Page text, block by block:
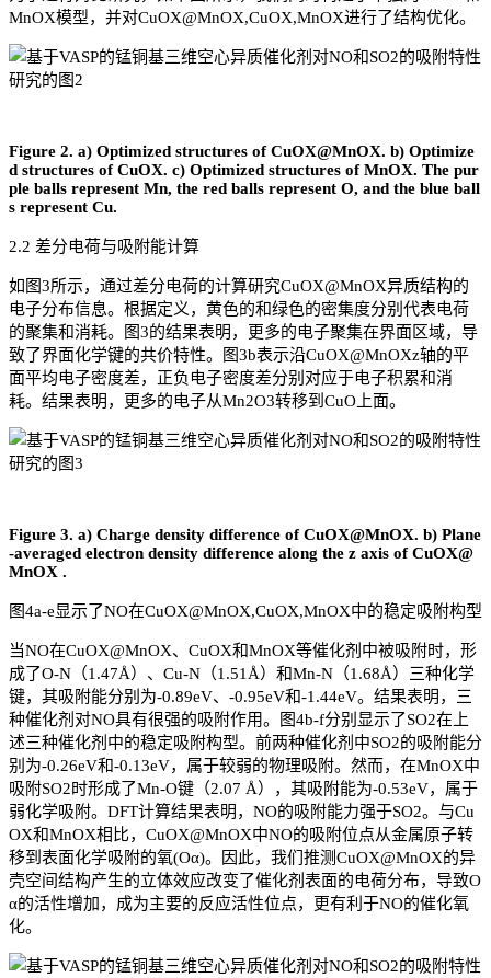
MnOX模型，并对CuOX@MnOX,CuOX,MnOX进行了结构优化。
Figure 2. a) Optimized structures of CuOX@MnOX. b) Optimize
d structures of CuOX. c) Optimized structures of MnOX. The pur
ple balls represent Mn, the red balls represent O, and the blue ball
s represent Cu.
2.2 差分电荷与吸附能计算
如图3所示，通过差分电荷的计算研究CuOX@MnOX异质结构的
电子分布信息。根据定义，黄色的和绿色的密集度分别代表电荷
的聚集和消耗。图3的结果表明，更多的电子聚集在界面区域，导
致了界面化学键的共价特性。图3b表示沿CuOX@MnOXz轴的平
面平均电子密度差，正负电子密度差分别对应于电子积累和消
耗。结果表明，更多的电子从Mn2O3转移到CuO上面。
Figure 3. a) Charge density difference of CuOX@MnOX. b) Plane
-averaged electron density difference along the z axis of CuOX@
MnOX .
图4a-e显示了NO在CuOX@MnOX,CuOX,MnOX中的稳定吸附构型
当NO在CuOX@MnOX、CuOX和MnOX等催化剂中被吸附时，形
成了O-N（1.47Å）、Cu-N（1.51Å）和Mn-N（1.68Å）三种化学
键，其吸附能分别为-0.89eV、-0.95eV和-1.44eV。结果表明，三
种催化剂对NO具有很强的吸附作用。图4b-f分别显示了SO2在上
述三种催化剂中的稳定吸附构型。前两种催化剂中SO2的吸附能分
别为-0.26eV和-0.13eV，属于较弱的物理吸附。然而，在MnOX中
吸附SO2时形成了Mn-O键（2.07 Å），其吸附能为-0.53eV，属于
弱化学吸附。DFT计算结果表明，NO的吸附能力强于SO2。与Cu
OX和MnOX相比，CuOX@MnOX中NO的吸附位点从金属原子转
移到表面化学吸附的氧(Oα)。因此，我们推测CuOX@MnOX的异
壳空间结构产生的立体效应改变了催化剂表面的电荷分布，导致O
α的活性增加，成为主要的反应活性位点，更有利于NO的催化氧
化。